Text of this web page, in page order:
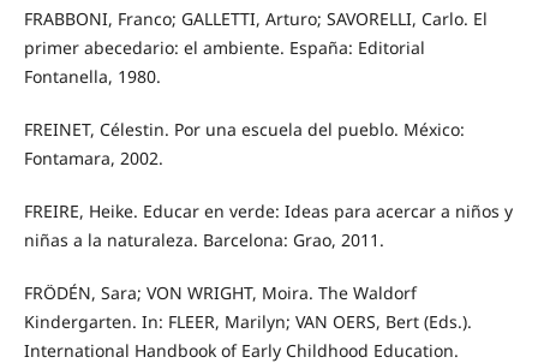
FRABBONI, Franco; GALLETTI, Arturo; SAVORELLI, Carlo. El
primer abecedario: el ambiente. España: Editorial
Fontanella, 1980.
FREINET, Célestin. Por una escuela del pueblo. México:
Fontamara, 2002.
FREIRE, Heike. Educar en verde: Ideas para acercar a niños y
niñas a la naturaleza. Barcelona: Grao, 2011.
FRÖDÉN, Sara; VON WRIGHT, Moira. The Waldorf
Kindergarten. In: FLEER, Marilyn; VAN OERS, Bert (Eds.).
International Handbook of Early Childhood Education.